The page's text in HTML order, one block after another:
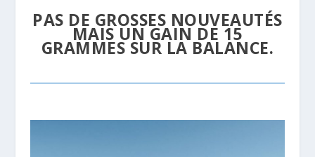
PAS DE GROSSES NOUVEAUTÉS
MAIS UN GAIN DE 15
GRAMMES SUR LA BALANCE.